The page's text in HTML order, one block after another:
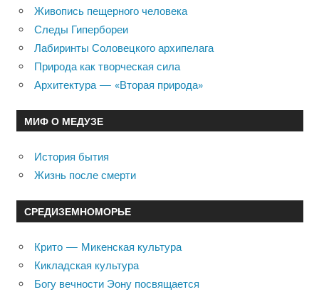
Живопись пещерного человека
Следы Гипербореи
Лабиринты Соловецкого архипелага
Природа как творческая сила
Архитектура — «Вторая природа»
МИФ О МЕДУЗЕ
История бытия
Жизнь после смерти
СРЕДИЗЕМНОМОРЬЕ
Крито — Микенская культура
Кикладская культура
Богу вечности Эону посвящается